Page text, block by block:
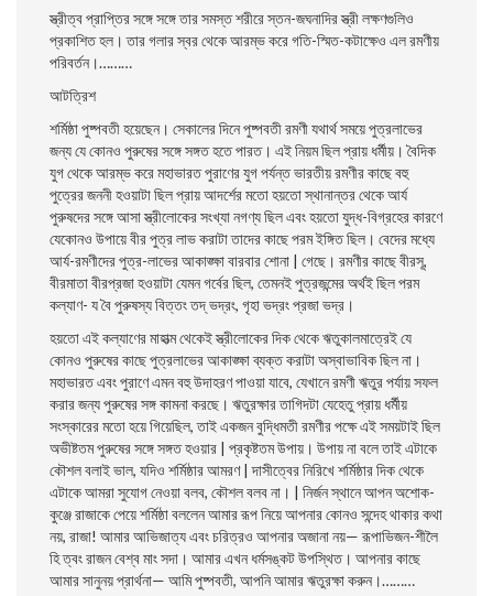
স্ত্রীত্ব প্রাপ্তির সঙ্গে সঙ্গে তার সমস্ত শরীরে স্তন-জঘনাদির স্ত্রী লক্ষণগুলিও
প্রকাশিত হল। তার গলার স্বর থেকে আরম্ভ করে গতি-স্মিত-কটাক্ষেও এল রমণীয়
পরিবর্তন।………
আটত্রিশ
শর্মিষ্ঠা পুষ্পবতী হয়েছেন। সেকালের দিনে পুষ্পবতী রমণী যথার্থ সময়ে পুত্রলাভের
জন্য যে কোনও পুরুষের সঙ্গে সঙ্গত হতে পারত। এই নিয়ম ছিল প্রায় ধর্মীয়। বৈদিক
যুগ থেকে আরম্ভ করে মহাভারত পুরাণের যুগ পর্যন্ত ভারতীয় রমণীর কাছে বহু
পুত্রের জননী হওয়াটা ছিল প্রায় আদর্শের মতাে হয়তাে স্থানান্তর থেকে আর্য
পুরুষদের সঙ্গে আসা স্ত্রীলােকের সংখ্যা নগণ্য ছিল এবং হয়তাে যুদ্ধ-বিগ্রহের কারণে
যেকোনও উপায়ে বীর পুত্র লাভ করাটা তাদেরকাছে পরম ইঙ্গিত ছিল। বেদের মধ্যে
আর্য-রমণীদের পুত্র-লাভের আকাঙ্ক্ষা বারবার শােনা | গেছে। রমণীর কাছে বীরসূ,
বীরমাতা বীরপ্রজা হওয়াটা যেমন গর্বের ছিল, তেমনই পুত্রজন্মের অর্থই ছিল পরম
কল্যাণ- য বৈ পুরুষস্য বিত্তং তদ্ ভদ্রং, গৃহা ভদ্রং প্রজা ভদ্র।
হয়তাে এই কল্যাণের মাহাত্ম থেকেই স্ত্রীলােকের দিক থেকে ঋতুকালমাত্রেই যে
কোনও পুরুষের কাছে পুত্রলাভের আকাঙ্ক্ষা ব্যক্ত করাটা অস্বাভাবিক ছিল না।
মহাভারত এবং পুরাণে এমন বহু উদাহরণ পাওয়া যাবে, যেখানে রমণী ঋতুর পর্যায় সফল
করার জন্য পুরুষের সঙ্গ কামনা করছে। ঋতুরক্ষার তাগিদটা যেহেতু প্রায় ধর্মীয়
সংস্কারের মতাে হয়ে গিয়েছিল, তাই একজন বুদ্ধিমতী রমণীর পক্ষে এই সময়টাই ছিল
অভীষ্টতম পুরুষের সঙ্গে সঙ্গত হওয়ার | প্রকৃষ্টতম উপায়। উপায় না বলে তাই এটাকে
কৌশল বলাই ভাল, যদিও শর্মিষ্ঠার আমরণ | দাসীত্বের নিরিখে শর্মিষ্ঠার দিক থেকে
এটাকে আমরা সুযােগ নেওয়া বলব, কৌশল বলব না। | নির্জন স্থানে আপন অশােক-
কুঞ্জে রাজাকে পেয়ে শর্মিষ্ঠা বললেন আমার রূপ নিয়ে আপনার কোনও সন্দেহ থাকার কথা
নয়, রাজা! আমার আভিজাত্য এবং চরিত্রও আপনার অজানা নয়— রূপাভিজন-শীলৈ
হি ত্বং রাজন বেশ্ব মাং সদা। আমার এখন ধর্মসঙ্কট উপস্থিত। আপনার কাছে
আমার সানুনয় প্রার্থনা— আমি পুষ্পবতী, আপনি আমার ঋতুরক্ষা করুন।………